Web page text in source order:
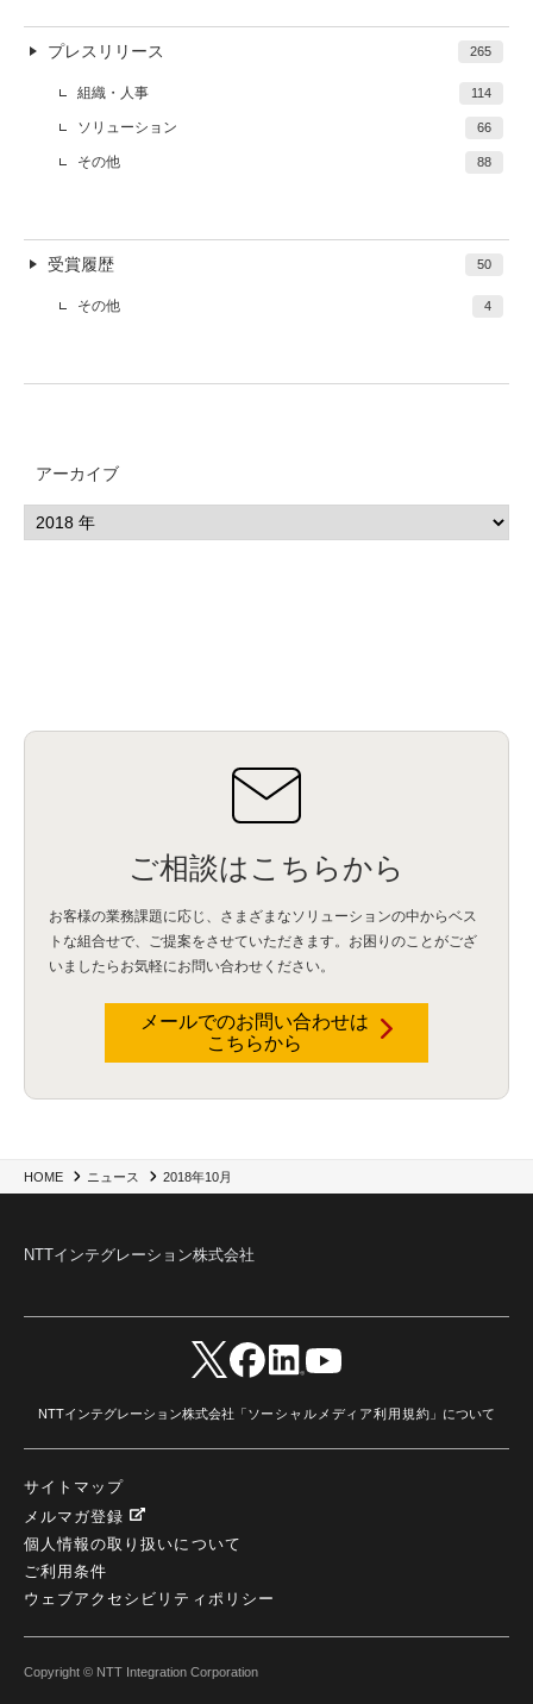
HOME ニュース 2018年10月
プレスリリース 265
組織・人事 114
ソリューション 66
その他 88
受賞履歴 50
その他 4
アーカイブ
ご相談はこちらから
お客様の業務課題に応じ、さまざまなソリューションの中からベス
トな組合せで、
ご提案をさせていただきます。お困りのことがござ
いましたらお気軽にお問い合わせください。
メールでのお問い合わせは
こちらから
NTTインテグレーション株式会社
NTTインテグレーション株式会社「ソーシャルメディア利用規約 」について
サイトマップ
メルマガ登録
個人情報の取り扱いについて
ご利用条件
ウェブアクセシビリティポリシー
Copyright © NTT Integration Corporation